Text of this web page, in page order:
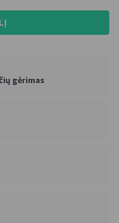
gėrimas